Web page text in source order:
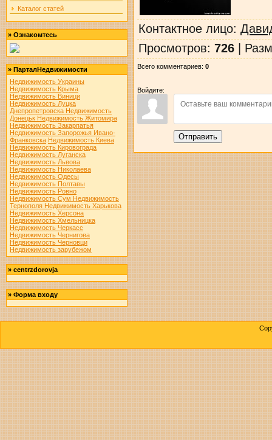
Каталог статей
» Ознакомтесь
» ПарталНедвижимости
Недвижимость Украины
Недвижимость Крыма
Недвижимость Виници
Недвижимость Луцка
Днепропетровска Недвижимость
Донецьк Недвижимость Житомира
Недвижимость Закарпатья
Недвижимость Запорожья Ивано-
Франковска Недвижимость Киева
Недвижимость Кировограда
Недвижимость Луганска
Недвижимость Львова
Недвижимость Николаева
Недвижимость Одесы
Недвижимость Полтавы
Недвижимость Ровно
Недвижимость Сум Недвижимость
Тернополя Недвижимость Харькова
Недвижимость Херсона
Недвижимость Хмельницка
Недвижимость Черкасс
Недвижимость Чернигова
Недвижимость Черновци
Недвижимость зарубежом
» centrzdorovja
» Форма входу
Контактное лицо:
Просмотров: 726|
Всего комментариев: 0
Войдите:
Отправить